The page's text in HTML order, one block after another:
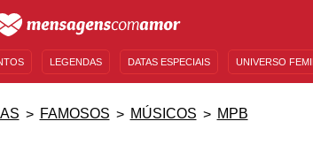
LEGENDAS DATAS ESPECIAIS UNIVERSO
FAMOSOS MÚSICOS MPB